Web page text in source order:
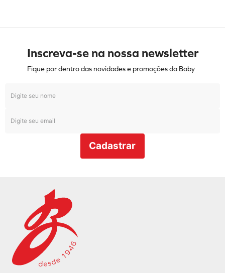
Inscreva-se na nossa newsletter
Fique por dentro das novidades e promoções da Baby
Cadastrar